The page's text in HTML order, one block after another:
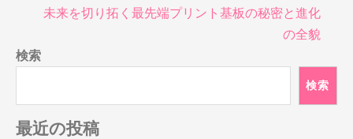
ナ
ゲ
ー
ョ
ン
未来を切り拓く最先端プリント基板の秘密と進化
の全貌
検索
検索
最近の投稿